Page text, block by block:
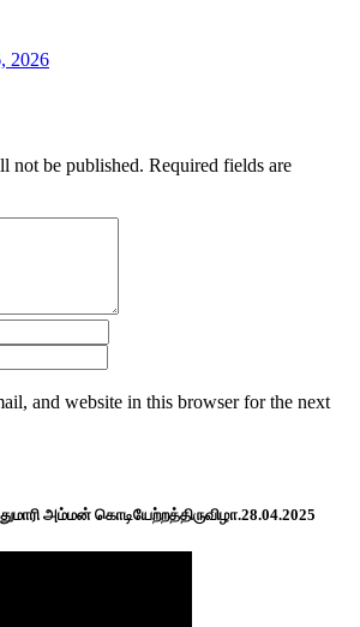
2026
not be published. Required fields are
and website in this browser for the next
அம்மன் கொடியேற்றத்திருவிழா.28.04.2025